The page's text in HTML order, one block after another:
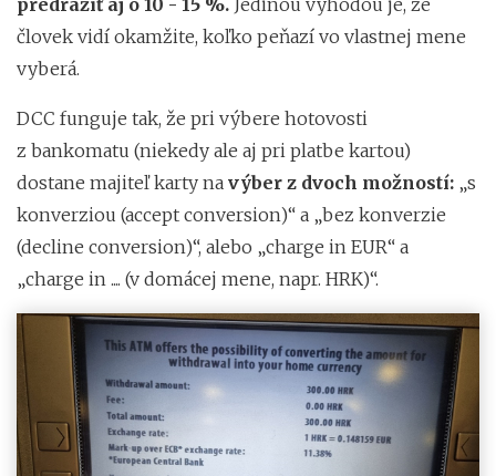
človek vidí okamžite, koľko peňazí vo vlastnej mene
vyberá.
DCC funguje tak, že pri výbere hotovosti
z bankomatu (niekedy ale aj pri platbe kartou)
dostane majiteľ karty na výber z dvoch možností: „s
konverziou (accept conversion)“ a „bez konverzie
(decline conversion)“, alebo „charge in EUR“ a
„charge in .... (v domácej mene, napr. HRK)“.